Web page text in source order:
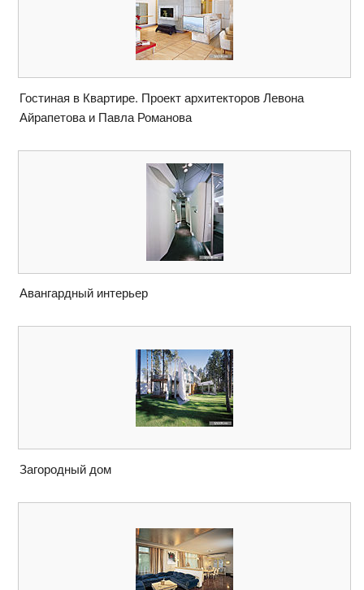
Гостиная в Квартире. Проект архитекторов Левона
Айрапетова и Павла Романова
Авангардный интерьер
Загородный дом